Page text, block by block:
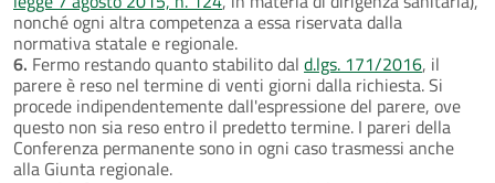
nonché ogni altra competenza a essa riservata dalla
normativa statale e regionale.
6. Fermo restando quanto stabilito dal d.lgs. 171/2016, il
parere è reso nel termine di venti giorni dalla richiesta. Si
procede indipendentemente dall'espressione del parere, ove
questo non sia reso entro il predetto termine. I pareri della
Conferenza permanente sono in ogni caso trasmessi anche
alla Giunta regionale.